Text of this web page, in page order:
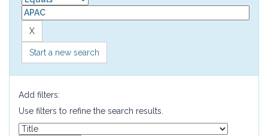
Start a new search
Add filters:
Use filters to refine the search results.